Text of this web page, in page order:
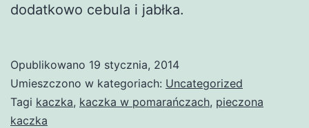
dodatkowo cebula i jabłka.
Opublikowano 19 stycznia, 2014
Umieszczono w kategoriach: Uncategorized
Tagi kaczka, kaczka w pomarańczach, pieczona
kaczka